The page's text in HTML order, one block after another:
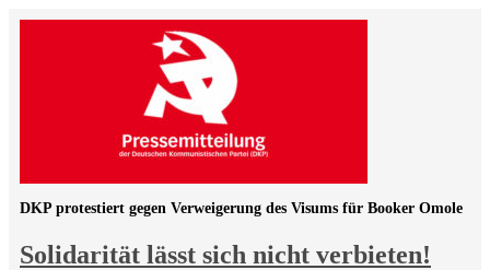
Solidarität lässt sich nicht verbieten!
DKP protestiert gegen Verweigerung des Visums für Booker Omole